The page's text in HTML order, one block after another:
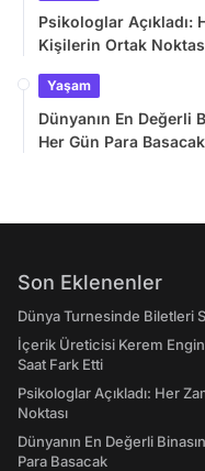
Psikologlar Açıkladı:
Kişilerin Ortak
Yaşam
Dünyanın En Değerli
Her Gün Para Basacak
Son Eklenenler
Dünya Turnesinde Biletleri
İçerik Üreticisi Kerem
Saat Fark Etti
Psikologlar Açıkladı: Her
Noktası
Dünyanın En Değerli
Para Basacak